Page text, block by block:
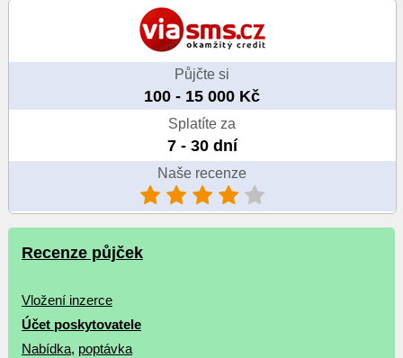
Půjčte si
100 - 15 000 Kč
Splatíte za
7 - 30 dní
Naše recenze
Recenze půjček
Vložení inzerce
Účet poskytovatele
Nabídka, poptávka